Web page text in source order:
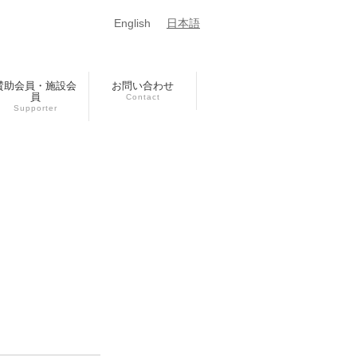
English 日本語
助会員・施設会
員
Supporter
お問い合わせ
Contact